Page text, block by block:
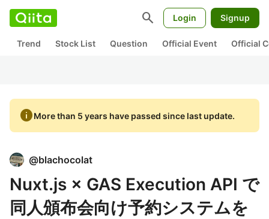
search Login Signup
Trend Stock List Question Official Event Official
infoMore than 5 years have passed since last update.
@blachocolat
Nuxt.js × GAS Execution API で
同人頒布会向け予約システムを